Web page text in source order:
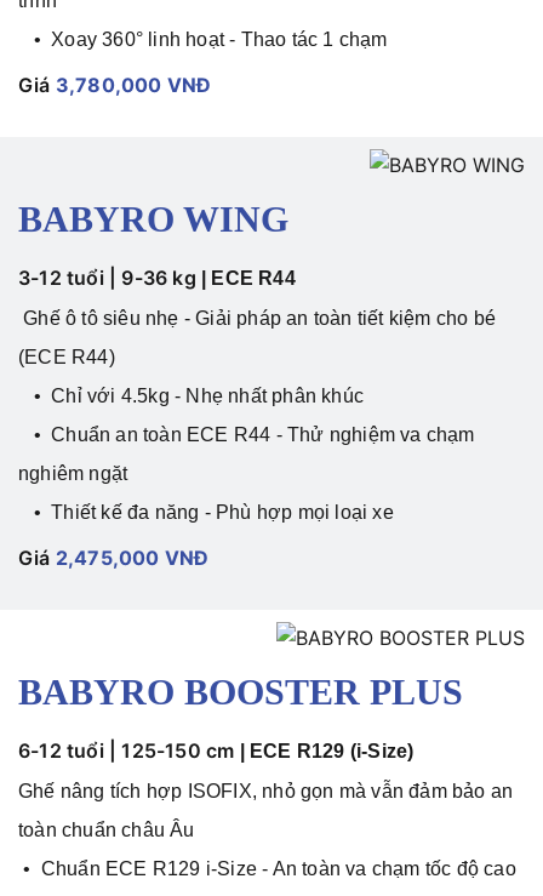
• Xoay 360° linh hoạt - Thao tác 1 chạm
Giá 3,780,000 VNĐ
BABYRO WING
3-12 tuổi | 9-36 kg
ECE R44
Ghế ô tô siêu nhẹ - Giải pháp an toàn tiết kiệm cho bé
(ECE R44)
• Chỉ với 4.5kg - Nhẹ nhất phân khúc
• Chuẩn an toàn ECE R44 - Thử nghiệm va chạm
nghiêm ngặt
• Thiết kế đa năng - Phù hợp mọi loại xe
Giá 2,475,000 VNĐ
BABYRO BOOSTER PLUS
6-12 tuổi | 125-150 cm
ECE R129 (i-Size)
Ghế nâng tích hợp ISOFIX, nhỏ gọn mà vẫn đảm bảo an
toàn chuẩn châu Âu
• Chuẩn ECE R129 i-Size - An toàn va chạm tốc độ cao